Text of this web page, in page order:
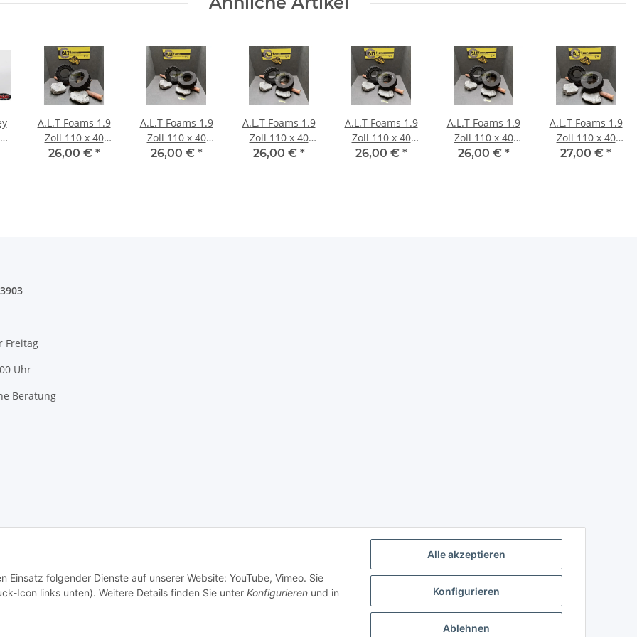
Alle akzeptieren
Konfigurieren
Ablehnen
Einsatz folgender Dienste auf unserer Website: YouTube, Vimeo. Sie
Icon links unten). Weitere Details finden Sie unter Konfigurieren und in
A.L.T Foams 1.9
Zoll 110 x 40
mm Super Soft
26,00 € *
A.L.T Foams 1.9
Zoll 110 x 40
mm Soft (2
26,00 € *
A.L.T Foams 1.9
Zoll 110 x 40
mm Soft für 1
26,00 € *
A.L.T Foams 1.9
Zoll 110 x 40
mm Ultra Super
26,00 € *
A.L.T Foams 1.9
Zoll 110 x 40
mm Ultra Super
26,00 € *
A.L.T Foams 1.9
Zoll 110 x 40
mm Ghost (2
27,00 € *
Freitag
Uhr
Beratung